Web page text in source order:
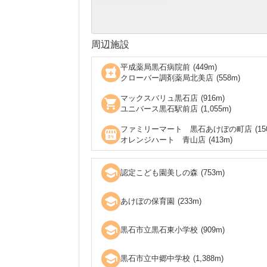
周辺施設
local_pharmacy 平成薬局黒石病院前 (449m)
クローバー調剤薬局北美店 (558m)
shopping_cart マックスバリュ黒石店 (916m)
ユニバース黒石駅前店 (1,055m)
local_convenience_store ファミリーマート 黒石あけぼの町店 (
オレンジハート 青山店 (413m)
school 認定こども園美しの森 (753m)
school あけぼの保育園 (233m)
school 黒石市立黒石東小学校 (909m)
school 黒石市立中郷中学校 (1,388m)